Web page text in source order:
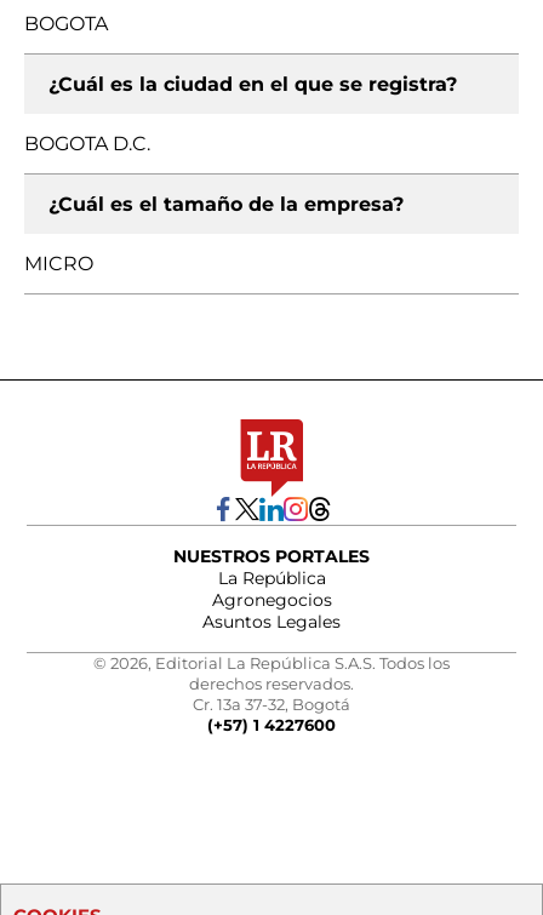
BOGOTA
¿Cuál es la ciudad en el que se registra?
BOGOTA D.C.
¿Cuál es el tamaño de la empresa?
MICRO
NUESTROS PORTALES
La República
Agronegocios
Asuntos Legales
© 2026, Editorial La República S.A.S. Todos los
derechos reservados.
Cr. 13a 37-32, Bogotá
(+57) 1 4227600